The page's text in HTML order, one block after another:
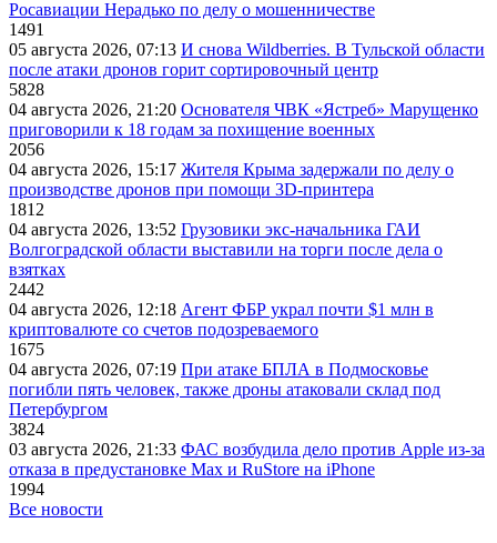
Росавиации Нерадько по делу о мошенничестве
1491
05 августа 2026, 07:13 И снова Wildberries. В Тульской области
после атаки дронов горит сортировочный центр
5828
04 августа 2026, 21:20 Основателя ЧВК «Ястреб» Марущенко
приговорили к 18 годам за похищение военных
2056
04 августа 2026, 15:17 Жителя Крыма задержали по делу о
производстве дронов при помощи 3D‑принтера
1812
04 августа 2026, 13:52 Грузовики экс-начальника ГАИ
Волгоградской области выставили на торги после дела о
взятках
2442
04 августа 2026, 12:18 Агент ФБР украл почти $1 млн в
криптовалюте со счетов подозреваемого
1675
04 августа 2026, 07:19 При атаке БПЛА в Подмосковье
погибли пять человек, также дроны атаковали склад под
Петербургом
3824
03 августа 2026, 21:33 ФАС возбудила дело против Apple из-за
отказа в предустановке Max и RuStore на iPhone
1994
Все новости